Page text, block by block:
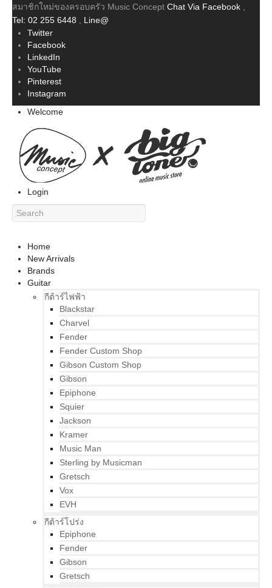
สมาชิกใหม่ของครอบครัว Music Concept Chat Via Facebook
Tel: 02 255 6448
Line@
Twitter
Facebook
LinkedIn
YouTube
Pinterest
Instagram
Welcome
Login
Home
New Arrivals
Brands
Guitar
กีต้าร์ไฟฟ้า
Blackstar
Charvel
Fender
Fender Custom Shop
Gibson Custom Shop
Gibson
Epiphone
Squier
Jackson
Kramer
Music Man
Sterling by Musicman
Gretsch
Vox
EVH
กีต้าร์โปร่ง
Epiphone
Fender
Gibson
Gretsch